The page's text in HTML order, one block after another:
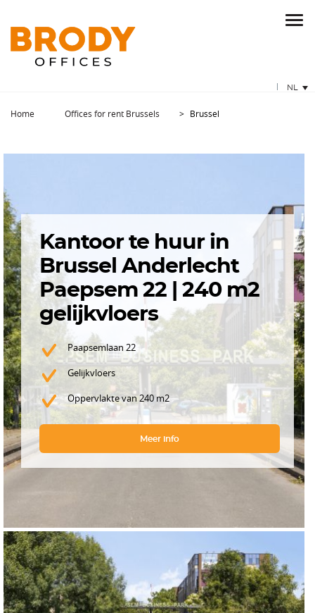
NL
Home Offices for rent Brussels Brussel
Kantoor te huur in
Brussel Anderlecht
Paepsem 22 | 240 m2
gelijkvloers
Paapsemlaan 22
Gelijkvloers
Oppervlakte van 240 m2
Meer info